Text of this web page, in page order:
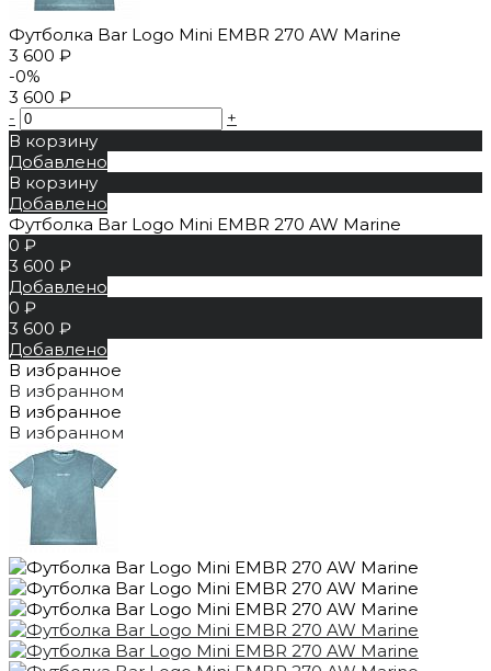
Футболка Bar Logo Mini EMBR 270 AW Marine
3 600 ₽
-0%
3 600 ₽
-
+
В корзину
Добавлено
В корзину
Добавлено
Футболка Bar Logo Mini EMBR 270 AW Marine
0 ₽
3 600 ₽
Добавлено
0 ₽
3 600 ₽
Добавлено
В избранное
В избранном
В избранное
В избранном